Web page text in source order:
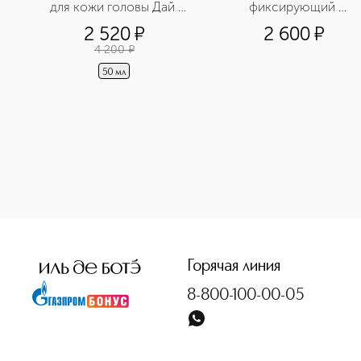
для кожи головы Дай
мне силу
2 520¤
4 200 ¤
50 мл
фиксирующий
освежающий
2 600¤
Горячая линия
8-800-100-00-05